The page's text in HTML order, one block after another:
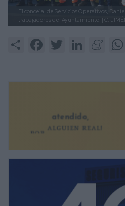
El concejal de Servicios Operativos,
trabajadores del Ayuntamiento. | C.
Share FacebookTwitter LinkedIn